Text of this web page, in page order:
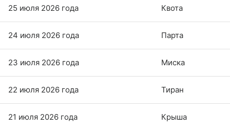
25 июля 2026 года Квота
24 июля 2026 года Парта
23 июля 2026 года Миска
22 июля 2026 года Тиран
21 июля 2026 года Крыша